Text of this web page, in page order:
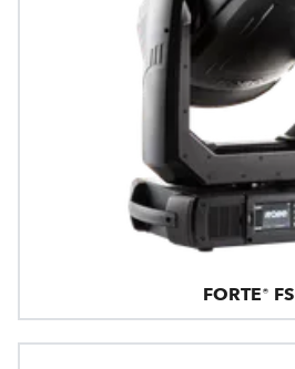
FORTE® FS